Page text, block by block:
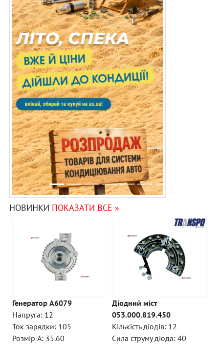
НОВИНКИ ПОКАЗАТИ ВСЕ »
Генератор A6079
Напруга: 12
Ток зарядки: 105
Розмір A: 35.60
Діодний міст
053.000.819.450
Кількість діодів: 12
Сила струму діода: 40